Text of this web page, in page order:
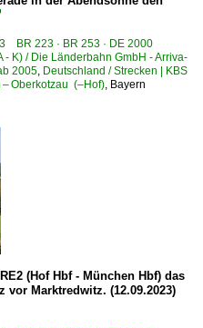
BR 223 · BR 253 · DE 2000
- K) / Die Länderbahn GmbH - Arriva-
2005, Deutschland / Strecken | KBS
Oberkotzau (–Hof), Bayern
(Hof Hbf - München Hbf) das
vor Marktredwitz. (12.09.2023)